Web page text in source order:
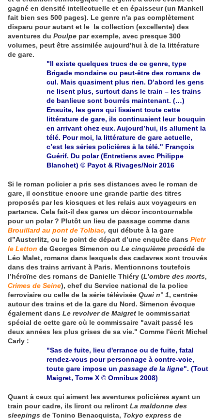
gagné en densité intellectuelle et en épaisseur (un Mankell
fait bien ses 500 pages). Le genre n'a pas complètement
disparu pour autant et le la collection (excellente) des
aventures du Poulpe par exemple, avec presque 300
volumes, peut être assimilée aujourd'hui à de la littérature
de gare.
"Il existe quelques trucs de ce genre, type
Brigade mondaine ou peut-être des romans de
cul. Mais quasiment plus rien. D’abord les gens
ne lisent plus, surtout dans le train – les trains
de banlieue sont bourrés maintenant. (…)
Ensuite, les gens qui lisaient toute cette
littérature de gare, ils continuaient leur bouquin
en arrivant chez eux. Aujourd’hui, ils allument la
télé. Pour moi, la littérature de gare actuelle,
c’est les séries policières à la télé." François
Guérif. Du polar (Entretiens avec Philippe
Blanchet) © Payot & Rivages/Noir 2016
Si le roman policier a pris ses distances avec le roman de
gare, il constitue encore une grande partie des titres
proposés par les kiosques et les relais aux voyageurs en
partance. Cela fait-il des gares un décor incontournable
pour un polar ? Plutôt un lieu de passage comme dans
Brouillard au pont de Tolbiac, qui débute à la gare
d’’Austerlitz, ou le point de départ d’une enquête dans Pietr
le Letton de Georges Simenon ou Le cinquième procédé de
Léo Malet, romans dans lesquels des cadavres sont trouvés
dans des trains arrivant à Paris. Mentionnons toutefois
l’héroïne des romans de Danielle Thiéry (L’ombre des morts,
Crimes de Seine), chef du Service national de la police
ferroviaire ou celle de la série télévisée Quai n° 1, centrée
autour des trains et de la gare du Nord. Simenon évoque
également dans Le revolver de Maigret le commissariat
spécial de cette gare où le commissaire "avait passé les
deux années les plus grises de sa vie." Comme l'écrit Michel
Carly :
"Sas de fuite, lieu d'errance ou de fuite, fatal
rendez-vous pour personnage à contre-voie,
toute gare impose un passage de la ligne". (Tout
Maigret, Tome X © Omnibus 2008)
Quant à ceux qui aiment les aventures policières ayant un
train pour cadre, ils liront ou reliront La maldonne des
sleepings de Tonino Benacquista, Tokyo express de